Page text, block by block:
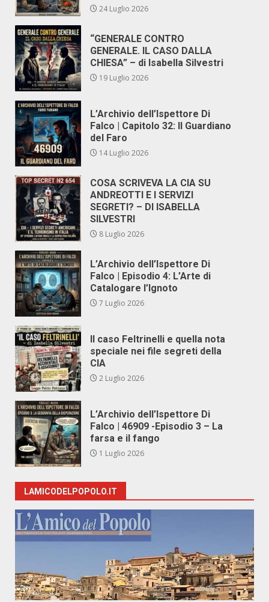
24 Luglio 2026
“GENERALE CONTRO
GENERALE. IL CASO DALLA
CHIESA” – di Isabella Silvestri
19 Luglio 2026
L’Archivio dell’Ispettore Di
Falco | Capitolo 32: Il Guardiano
del Faro
14 Luglio 2026
COSA SCRIVEVA LA CIA SU
ANDREOTTI E I SERVIZI
SEGRETI? – DI ISABELLA
SILVESTRI
8 Luglio 2026
L’Archivio dell’Ispettore Di
Falco | Episodio 4: L’Arte di
Catalogare l’Ignoto
7 Luglio 2026
Il caso Feltrinelli e quella nota
speciale nei file segreti della
CIA
2 Luglio 2026
L’Archivio dell’Ispettore Di
Falco | 46909 -Episodio 3 – La
farsa e il fango
1 Luglio 2026
LAMICODELPOPOLO.IT